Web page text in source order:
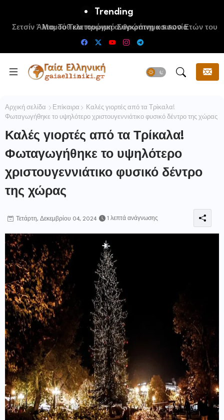
Trending
Μαμούθ και πρώιμη ανθρώπινη κοινωνία
Αρχική σελίδα Επίκαιρα
Καλές γιορτές από τα Τρίκαλα!
Φωταγωγήθηκε το υψηλότερο χριστουγεννιάτικο φυσικό δέντρο της χώρας
Καλές γιορτές από τα Τρίκαλα!
Φωταγωγήθηκε το υψηλότερο
χριστουγεννιάτικο φυσικό δέντρο
της χώρας
Τετάρτη, Δεκεμβρίου 04, 2024 1 λεπτά ανάγνωσης